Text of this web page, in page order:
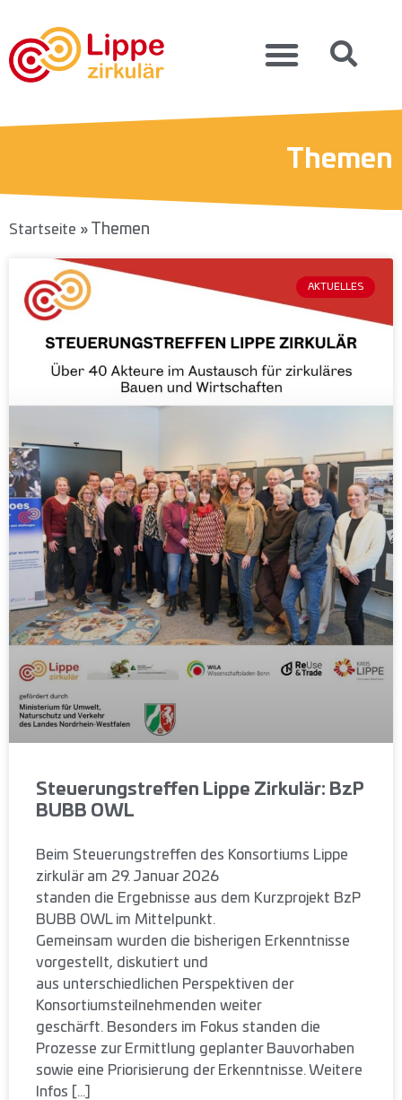
Themen
Startseite » Themen
AKTUELLES
Steuerungstreffen Lippe Zirkulär: BzP
BUBB OWL
Beim Steuerungstreffen des Konsortiums Lippe
zirkulär am 29. Januar 2026
standen die Ergebnisse aus dem Kurzprojekt BzP
BUBB OWL im Mittelpunkt.
Gemeinsam wurden die bisherigen Erkenntnisse
vorgestellt, diskutiert und
aus unterschiedlichen Perspektiven der
Konsortiumsteilnehmenden weiter
geschärft. Besonders im Fokus standen die
Prozesse zur Ermittlung geplanter Bauvorhaben
sowie eine Priorisierung der Erkenntnisse. Weitere
Infos […]